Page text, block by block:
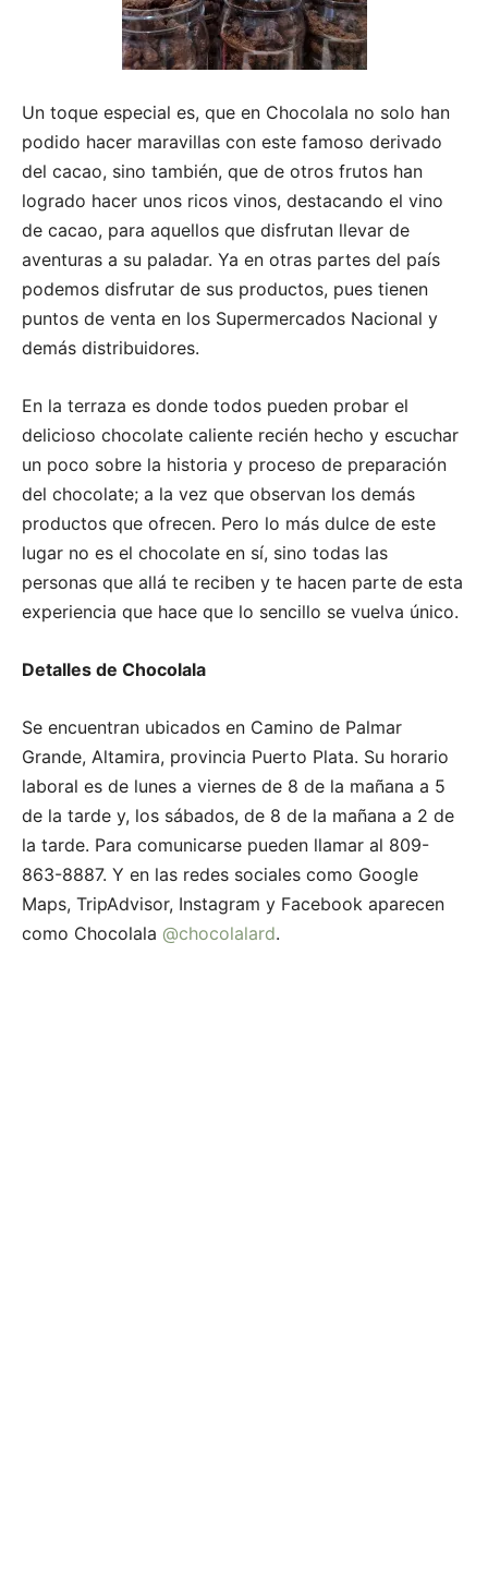
Un toque especial es, que en Chocolala no solo han
podido hacer maravillas con este famoso derivado
del cacao, sino también, que de otros frutos han
logrado hacer unos ricos vinos, destacando el vino
de cacao, para aquellos que disfrutan llevar de
aventuras a su paladar. Ya en otras partes del país
podemos disfrutar de sus productos, pues tienen
puntos de venta en los Supermercados Nacional y
demás distribuidores.
En la terraza es donde todos pueden probar el
delicioso chocolate caliente recién hecho y escuchar
un poco sobre la historia y proceso de preparación
del chocolate; a la vez que observan los demás
productos que ofrecen. Pero lo más dulce de este
lugar no es el chocolate en sí, sino todas las
personas que allá te reciben y te hacen parte de esta
experiencia que hace que lo sencillo se vuelva único.
Detalles de Chocolala
Se encuentran ubicados en Camino de Palmar
Grande, Altamira, provincia Puerto Plata. Su horario
laboral es de lunes a viernes de 8 de la mañana a 5
de la tarde y, los sábados, de 8 de la mañana a 2 de
la tarde. Para comunicarse pueden llamar al 809-
863-8887. Y en las redes sociales como Google
Maps, TripAdvisor, Instagram y Facebook aparecen
como Chocolala @chocolalard.